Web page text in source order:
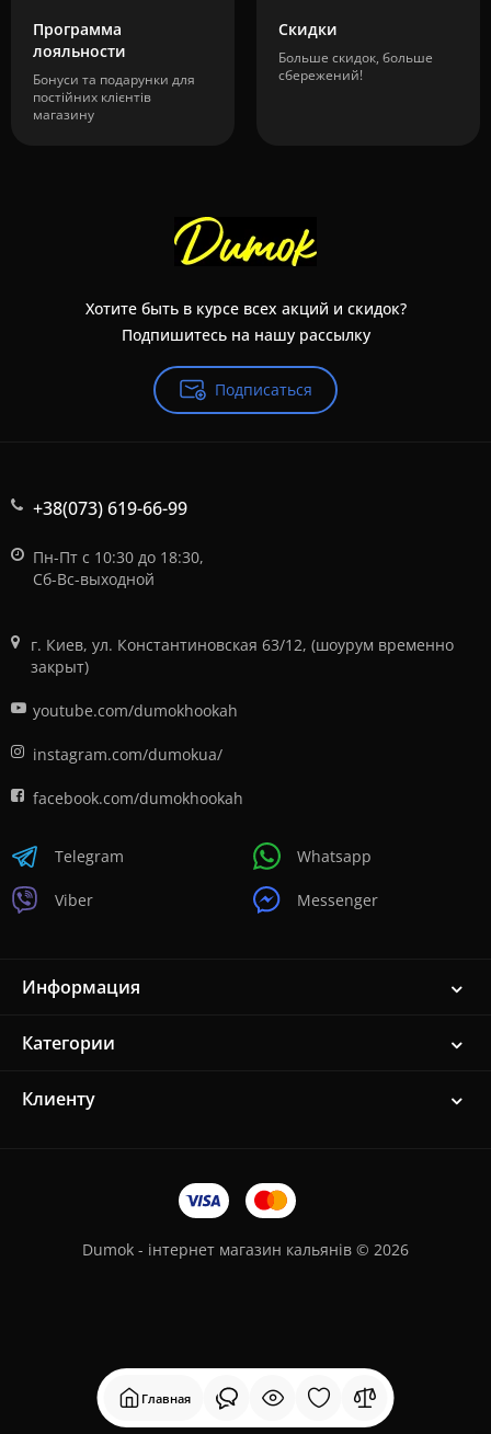
Главная
Программа
лояльности
Бонуси та подарунки для
постійних клієнтів
магазину
Скидки
Больше скидок, больше
сбережений!
Хотите быть в курсе всех акций и скидок?
Подпишитесь на нашу рассылку
Подписаться
+38(073) 619-66-99
Пн-Пт с 10:30 до 18:30,
Сб-Вс-выходной
г. Киев, ул. Константиновская 63/12, (шоурум временно
закрыт)
youtube.com/dumokhookah
instagram.com/dumokua/
facebook.com/dumokhookah
Telegram
Viber
Whatsapp
Messenger
Информация
Категории
Клиенту
Dumok - інтернет магазин кальянів © 2026